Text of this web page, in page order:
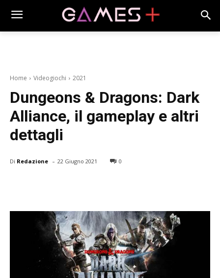
Home Videogiochi 2021
Dungeons & Dragons: Dark
Alliance, il gameplay e altri
dettagli
Di Redazione - 22 Giugno 2021 0